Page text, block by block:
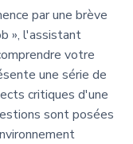
par une brève
», l'assistant
votre
une série de
critiques d'une
sont posées